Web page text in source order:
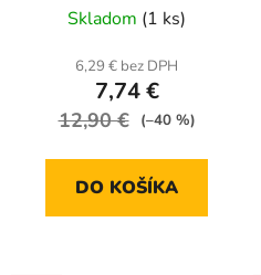
Skladom (1 ks)
6,29 € bez DPH
7,74 €
12,90 € (–40 %)
DO KOŠÍKA